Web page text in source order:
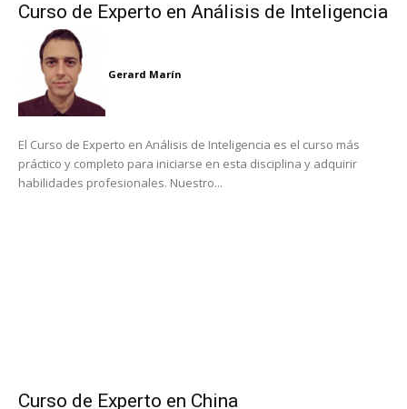
Curso de Experto en Análisis de Inteligencia
Gerard Marín
El Curso de Experto en Análisis de Inteligencia es el curso más
práctico y completo para iniciarse en esta disciplina y adquirir
habilidades profesionales. Nuestro...
Curso de Experto en China